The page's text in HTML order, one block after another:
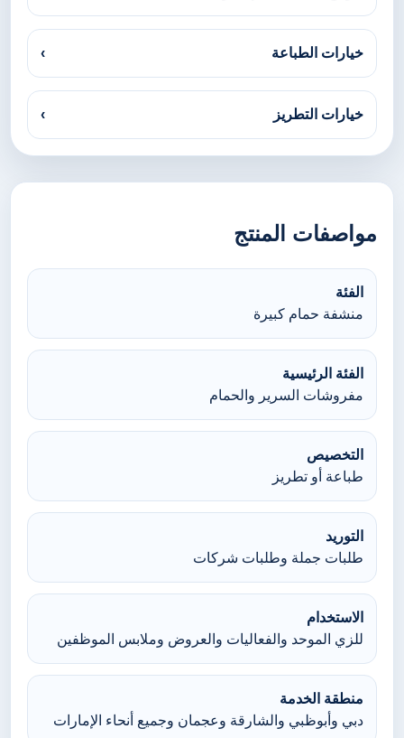
خيارات الطباعة ›
خيارات التطريز ›
مواصفات المنتج
الفئة
منشفة حمام كبيرة
الفئة الرئيسية
مفروشات السرير والحمام
التخصيص
طباعة أو تطريز
التوريد
طلبات جملة وطلبات شركات
الاستخدام
للزي الموحد والفعاليات والعروض وملابس الموظفين
منطقة الخدمة
دبي وأبوظبي والشارقة وعجمان وجميع أنحاء الإمارات